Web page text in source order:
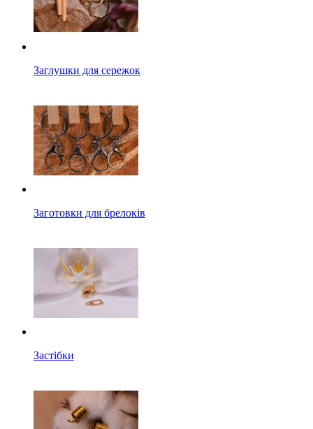
Заглушки для сережок
Заготовки для брелоків
Застібки